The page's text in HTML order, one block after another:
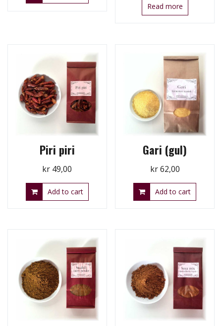
Read more
Piri piri
kr 49,00
Add to cart
Gari (gul)
kr62,00
Add to cart